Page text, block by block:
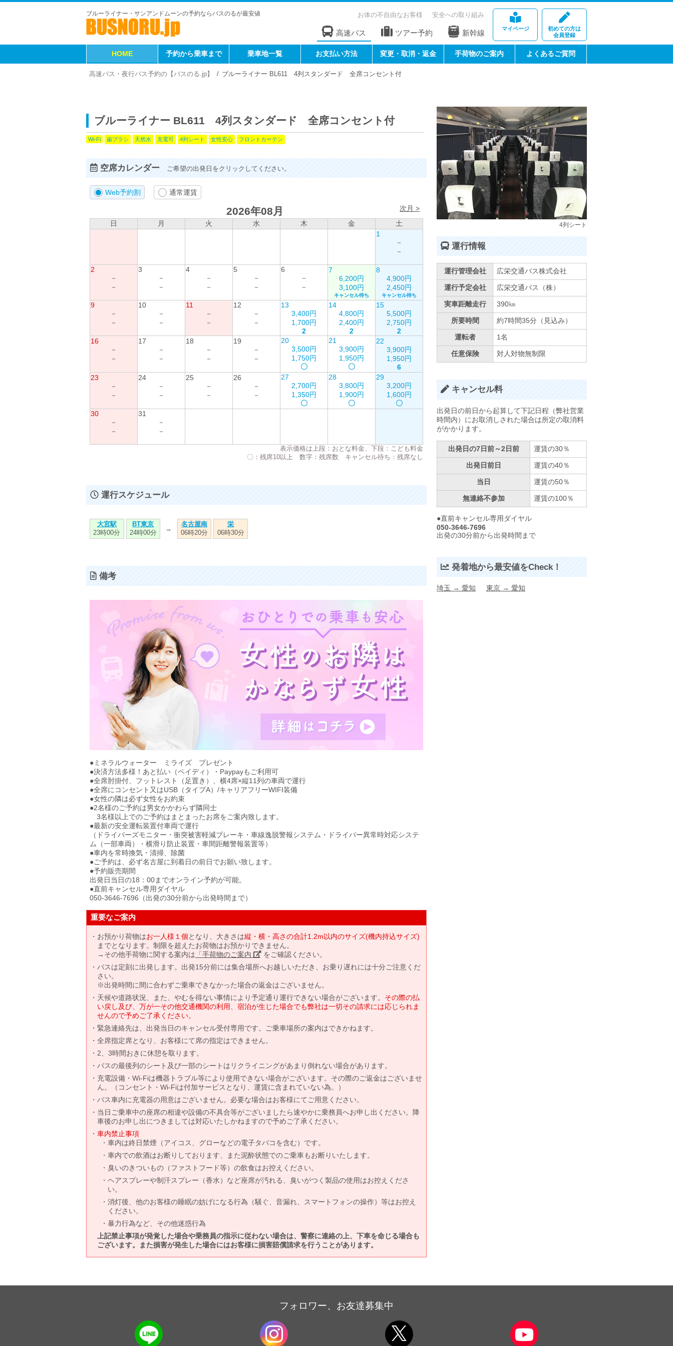
ブルーライナー・サンアンドムーンの予約ならバスのるが最安値
マイページ
初めての方は
会員登録
お体の不自由なお客様 安全への取り組み
高速バス ツアー予約 新幹線
HOME 予約から乗車まで 乗車地一覧 お支払い方法 変更・取消・返金 手荷物のご案内 よくあるご質問
高速バス・夜行バス予約の【バスのる.jp】 ブルーライナー BL611 4列スタンダード 全席コンセント付
ブルーライナー BL611 4列スタンダード 全席コンセント付
Wi-Fi 歯ブラシ 天然水 充電可 4列シート 女性安心 フロントカーテン
空席カレンダー ご希望の出発日をクリックしてください。
Web予約割 通常運賃
2026年08月
次月 >
日
月 火 水 木 金
土
1
－
－
2
－
－
3
－
－
4
－
－
5
－
－
6
－
－
7
6,200円
3,100円
キャンセル待ち
8
4,900円
2,450円
キャンセル待ち
9
－
－
10
－
－
11
－
－
12
－
－
13
3,400円
1,700円
2
14
4,800円
2,400円
2
15
5,500円
2,750円
2
16
－
－
17
－
－
18
－
－
19
－
－
20
3,500円
1,750円
〇
21
3,900円
1,950円
〇
22
3,900円
1,950円
6
23
－
－
24
－
－
25
－
－
26
－
－
27
2,700円
1,350円
〇
28
3,800円
1,900円
〇
29
3,200円
1,600円
〇
30
－
－
31
－
－
表示価格は上段：おとな料金、下段：こども料金
〇：残席10以上 数字：残席数 キャンセル待ち：残席なし
運行スケジュール
大宮駅
23時00分
BT東京
24時00分
→
名古屋南
06時20分
栄
06時30分
備考
●ミネラルウォーター ミライズ プレゼント
●決済方法多様！あと払い（ペイディ）・Paypayもご利用可
●全席肘掛付、フットレスト（足置き）、横4席×縦11列の車両で運行
●全席にコンセント又はUSB（タイプA）/キャリアフリーWIFI装備
●女性の隣は必ず女性をお約束
●2名様のご予約は男女かかわらず隣同士
3名様以上でのご予約はまとまったお席をご案内致します。
●最新の安全運転装置付車両で運行
（ドライバーズモニター・衝突被害軽減ブレーキ・車線逸脱警報システム・ドライバー異常時対応システ
ム（一部車両）・横滑り防止装置・車間距離警報装置等）
●車内を常時換気・清掃、除菌
●ご予約は、必ず名古屋に到着日の前日でお願い致します。
●予約販売期間
出発日当日の18：00までオンライン予約が可能。
●直前キャンセル専用ダイヤル
050-3646-7696（出発の30分前から出発時間まで）
重要なご案内
お預かり荷物はお一人様１個となり、大きさは縦・横・高さの合計1.2m以内のサイズ(機内持込サイズ)
までとなります。制限を超えたお荷物はお預かりできません。
→その他手荷物に関する案内は 「手荷物のご案内」 をご確認ください。
バスは定刻に出発します。出発15分前には集合場所へお越しいただき、お乗り遅れには十分ご注意くだ
さい。
※出発時間に間に合わずご乗車できなかった場合の返金はございません。
天候や道路状況、また、やむを得ない事情により予定通り運行できない場合がございます。 その際の払
い戻し及び、万が一その他交通機関の利用、宿泊が生じた場合でも弊社は一切その請求には応じられま
せんので予めご了承ください。
緊急連絡先は、出発当日のキャンセル受付専用です。ご乗車場所の案内はできかねます。
全席指定席となり、お客様にて席の指定はできません。
2、3時間おきに休憩を取ります。
バスの最後列のシート及び一部のシートはリクライニングがあまり倒れない場合があります。
充電設備・Wi-Fiは機器トラブル等により使用できない場合がございます。その際のご返金はございませ
ん。（コンセント・Wi-Fiは付加サービスとなり、運賃に含まれていない為。）
バス車内に充電器の用意はございません。必要な場合はお客様にてご用意ください。
当日ご乗車中の座席の相違や設備の不具合等がございましたら速やかに乗務員へお申し出ください。降
車後のお申し出につきましては対応いたしかねますので予めご了承ください。
車内禁止事項
車内は終日禁煙（アイコス、グローなどの電子タバコを含む）です。
車内での飲酒はお断りしております、また泥酔状態でのご乗車もお断りいたします。
臭いのきついもの（ファストフード等）の飲食はお控えください。
ヘアスプレーや制汗スプレー（香水）など座席が汚れる、臭いがつく製品の使用はお控えくださ
い。
消灯後、他のお客様の睡眠の妨げになる行為（騒ぐ、音漏れ、スマートフォンの操作）等はお控え
ください。
暴力行為など、その他迷惑行為
上記禁止事項が発覚した場合や乗務員の指示に従わない場合は、警察に連絡の上、下車を命じる場合も
ございます。また損害が発生した場合にはお客様に損害賠償請求を行うことがあります。
4列シート
運行情報
運行管理会社 広栄交通バス株式会社
運行予定会社 広栄交通バス（株）
実車距離走行 390㎞
所要時間 約7時間35分（見込み）
運転者 1名
任意保険 対人対物無制限
キャンセル料
出発日の前日から起算して下記日程（弊社営業
時間内）にお取消しされた場合は所定の取消料
がかかります。
出発日の7日前～2日前 運賃の30％
出発日前日 運賃の40％
当日 運賃の50％
無連絡不参加 運賃の100％
●直前キャンセル専用ダイヤル
050-3646-7696
出発の30分前から出発時間まで
発着地から最安値をCheck！
埼玉 → 愛知 東京 → 愛知
フォロワー、お友達募集中